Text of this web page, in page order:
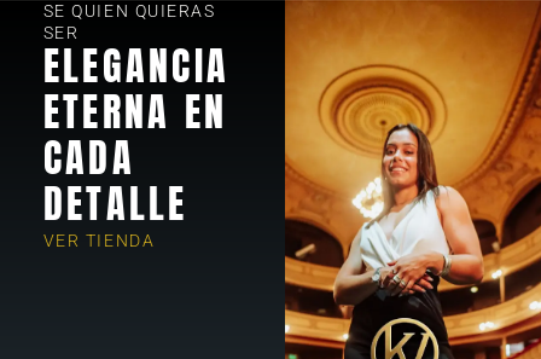
SE QUIEN QUIERAS
SER
ELEGANCIA
ETERNA EN
CADA
DETALLE
VER TIENDA